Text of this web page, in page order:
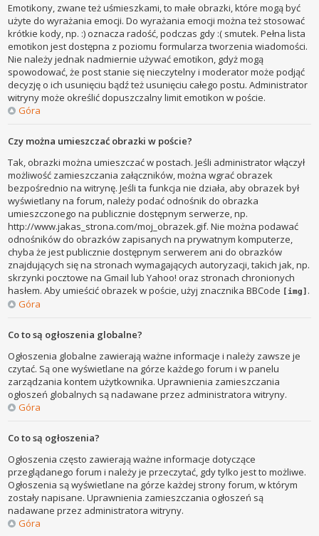
Emotikony, zwane też uśmieszkami, to małe obrazki, które mogą być
użyte do wyrażania emocji. Do wyrażania emocji można też stosować
krótkie kody, np. :) oznacza radość, podczas gdy :( smutek. Pełna lista
emotikon jest dostępna z poziomu formularza tworzenia wiadomości.
Nie należy jednak nadmiernie używać emotikon, gdyż mogą
spowodować, że post stanie się nieczytelny i moderator może podjąć
decyzję o ich usunięciu bądź też usunięciu całego postu. Administrator
witryny może określić dopuszczalny limit emotikon w poście.
Góra
Czy można umieszczać obrazki w poście?
Tak, obrazki można umieszczać w postach. Jeśli administrator włączył
możliwość zamieszczania załączników, można wgrać obrazek
bezpośrednio na witrynę. Jeśli ta funkcja nie działa, aby obrazek był
wyświetlany na forum, należy podać odnośnik do obrazka
umieszczonego na publicznie dostępnym serwerze, np.
http://www.jakas_strona.com/moj_obrazek.gif. Nie można podawać
odnośników do obrazków zapisanych na prywatnym komputerze,
chyba że jest publicznie dostępnym serwerem ani do obrazków
znajdujących się na stronach wymagających autoryzacji, takich jak, np.
skrzynki pocztowe na Gmail lub Yahoo! oraz stronach chronionych
hasłem. Aby umieścić obrazek w poście, użyj znacznika BBCode [img] .
Góra
Co to są ogłoszenia globalne?
Ogłoszenia globalne zawierają ważne informacje i należy zawsze je
czytać. Są one wyświetlane na górze każdego forum i w panelu
zarządzania kontem użytkownika. Uprawnienia zamieszczania
ogłoszeń globalnych są nadawane przez administratora witryny.
Góra
Co to są ogłoszenia?
Ogłoszenia często zawierają ważne informacje dotyczące
przeglądanego forum i należy je przeczytać, gdy tylko jest to możliwe.
Ogłoszenia są wyświetlane na górze każdej strony forum, w którym
zostały napisane. Uprawnienia zamieszczania ogłoszeń są
nadawane przez administratora witryny.
Góra